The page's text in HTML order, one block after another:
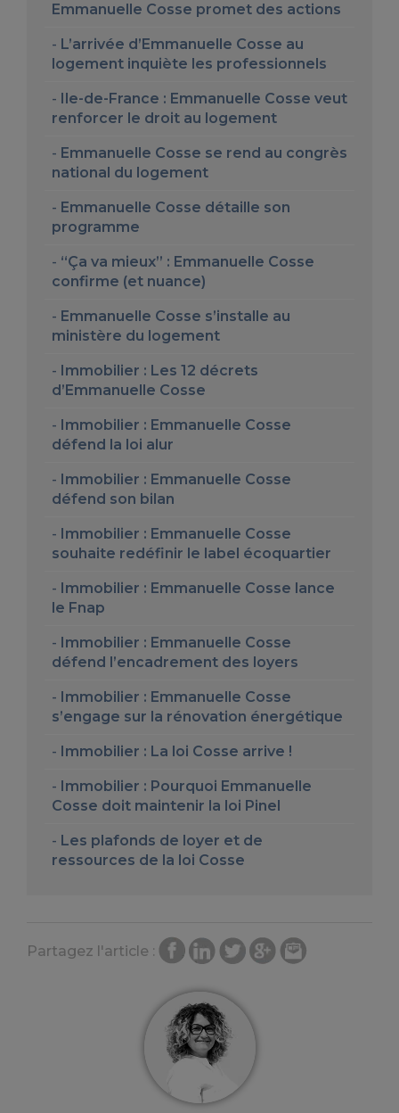
Emmanuelle Cosse promet des actions
L’arrivée d’Emmanuelle Cosse au
logement inquiète les professionnels
Ile-de-France : Emmanuelle Cosse veut
renforcer le droit au logement
Emmanuelle Cosse se rend au congrès
national du logement
Emmanuelle Cosse détaille son
programme
“Ça va mieux” : Emmanuelle Cosse
confirme (et nuance)
Emmanuelle Cosse s’installe au
ministère du logement
Immobilier : Les 12 décrets
d’Emmanuelle Cosse
Immobilier : Emmanuelle Cosse
défend la loi alur
Immobilier : Emmanuelle Cosse
défend son bilan
Immobilier : Emmanuelle Cosse
souhaite redéfinir le label écoquartier
Immobilier : Emmanuelle Cosse lance
le Fnap
Immobilier : Emmanuelle Cosse
défend l’encadrement des loyers
Immobilier : Emmanuelle Cosse
s’engage sur la rénovation énergétique
Immobilier : La loi Cosse arrive !
Immobilier : Pourquoi Emmanuelle
Cosse doit maintenir la loi Pinel
Les plafonds de loyer et de
ressources de la loi Cosse
Partagez l'article :